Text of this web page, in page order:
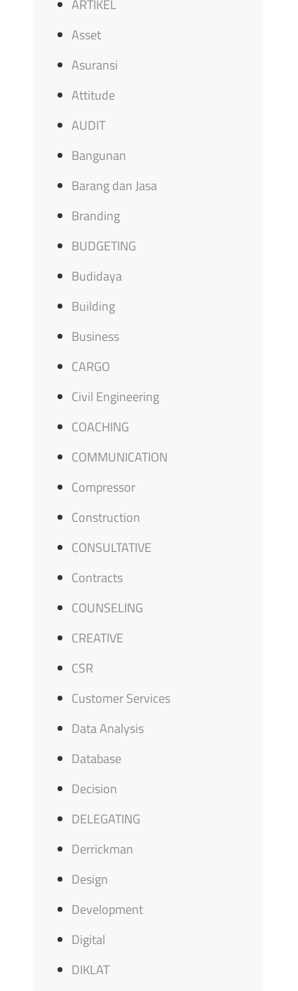
ARTIKEL
Asset
Asuransi
Attitude
AUDIT
Bangunan
Barang dan Jasa
Branding
BUDGETING
Budidaya
Building
Business
CARGO
Civil Engineering
COACHING
COMMUNICATION
Compressor
Construction
CONSULTATIVE
Contracts
COUNSELING
CREATIVE
CSR
Customer Services
Data Analysis
Database
Decision
DELEGATING
Derrickman
Design
Development
Digital
DIKLAT